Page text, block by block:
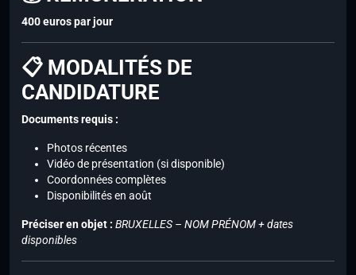
400 euros par jour
📋 MODALITÉS DE
CANDIDATURE
Documents requis :
Photos récentes
Vidéo de présentation (si disponible)
Coordonnées complètes
Disponibilités en août
Préciser en objet : BRUXELLES – NOM PRÉNOM + dates
disponibles